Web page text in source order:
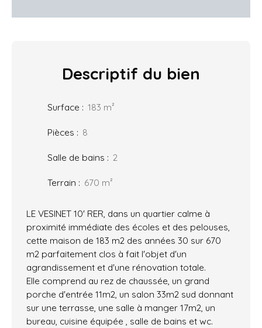
Descriptif du bien
Surface : 183 m²
Pièces : 8
Salle de bains : 2
Terrain : 670 m²
LE VESINET 10' RER, dans un quartier calme à
proximité immédiate des écoles et des pelouses,
cette maison de 183 m2 des années 30 sur 670
m2 parfaitement clos à fait l'objet d'un
agrandissement et d'une rénovation totale.
Elle comprend au rez de chaussée, un grand
porche d'entrée 11m2, un salon 33m2 sud donnant
sur une terrasse, une salle à manger 17m2, un
bureau, cuisine équipée , salle de bains et wc.